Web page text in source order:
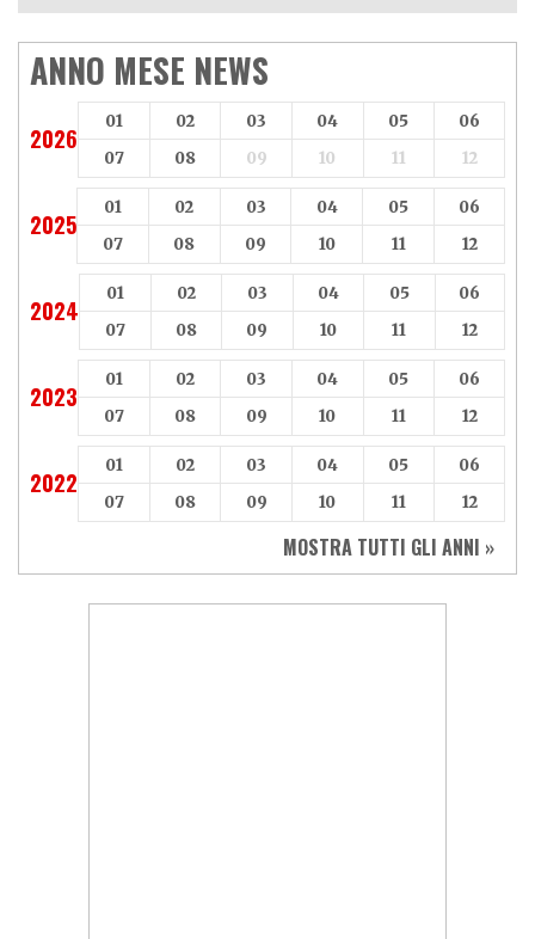
ANNO MESE NEWS
2026
01 02 03 04 05
06
07
08 09 10 11 12
2025
01 02 03 04 05
06
07
08 09 10 11 12
2024
01 02 03 04 05
06
07
08 09 10 11 12
2023
01 02 03 04 05
06
07
08 09 10 11 12
2022
01 02 03 04 05
06
07
08 09 10 11 12
MOSTRA TUTTI GLI ANNI »